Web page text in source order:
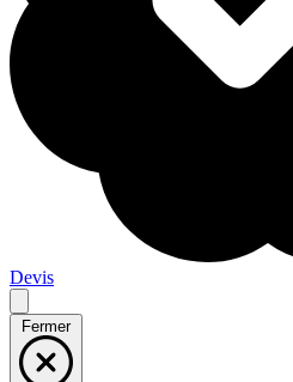
Devis
Fermer